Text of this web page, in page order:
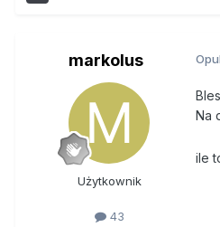
markolus
Użytkownik
43
Na
ile